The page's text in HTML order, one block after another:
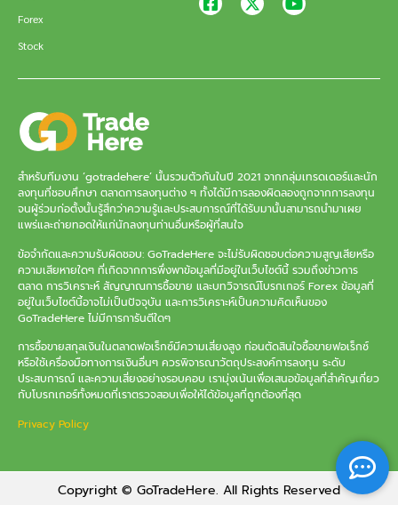
Forex
Stock
สำหรับทีมงาน ‘gotradehere’ นั้นรวมตัวกันในปี 2021 จากกลุ่มเทรดเดอร์และนัก
ลงทุนที่ชอบศึกษา ตลาดการลงทุนต่าง ๆ ทั้งได้มีการลองผิดลองถูกจากการลงทุน
จนผู้ร่วมก่อตั้งนั้นรู้สึกว่าความรู้และประสบการณ์ที่ได้รับมานั้นสามารถนำมาเผย
แพร่และถ่ายทอดให้แก่นักลงทุนท่านอื่นหรือผู้ที่สนใจ
ข้อจำกัดและความรับผิดชอบ: GoTradeHere จะไม่รับผิดชอบต่อความสูญเสียหรือ
ความเสียหายใดๆ ที่เกิดจากการพึ่งพาข้อมูลที่มีอยู่ในเว็บไซต์นี้ รวมถึงข่าวการ
ตลาด การวิเคราะห์ สัญญาณการซื้อขาย และบทวิจารณ์โบรกเกอร์ Forex ข้อมูลที่
อยู่ในเว็บไซต์นี้อาจไม่เป็นปัจจุบัน และการวิเคราะห์เป็นความคิดเห็นของ
GoTradeHere ไม่มีการการันตีใดๆ
การซื้อขายสกุลเงินในตลาดฟอเร็กซ์มีความเสี่ยงสูง ก่อนตัดสินใจซื้อขายฟอเร็กซ์
หรือใช้เครื่องมือทางการเงินอื่นๆ ควรพิจารณาวัตถุประสงค์การลงทุน ระดับ
ประสบการณ์ และความเสี่ยงอย่างรอบคอบ เรามุ่งเน้นเพื่อเสนอข้อมูลที่สำคัญเกี่ยว
กับโบรกเกอร์ทั้งหมดที่เราตรวจสอบเพื่อให้ได้ข้อมูลที่ถูกต้องที่สุด
Privacy Policy
Copyright © GoTradeHere. All Rights Reserved